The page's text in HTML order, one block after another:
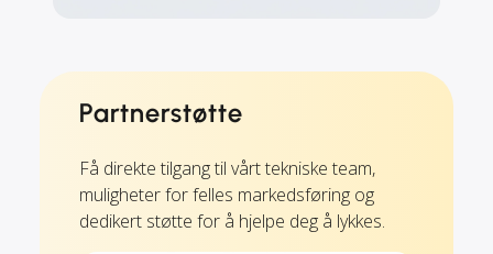
Partnerstøtte
Få direkte tilgang til vårt tekniske team,
muligheter for felles markedsføring og
dedikert støtte for å hjelpe deg å lykkes.